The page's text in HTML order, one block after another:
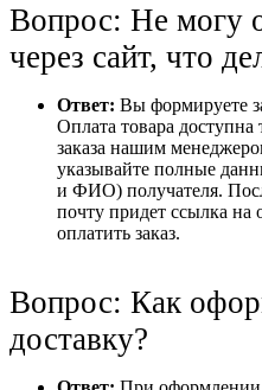
Вопрос: Не могу
через сайт, что
Ответ: Вы формируете
Оплата товара доступна
заказа нашим
указывайте полные
и ФИО) получателя.
почту придет ссылка на
оплатить заказ.
Вопрос: Как
доставку?